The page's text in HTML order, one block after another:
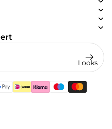
Looks